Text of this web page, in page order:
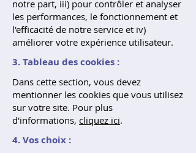
notre part, iii) pour contrôler et analyser
les performances, le fonctionnement et
l'efficacité de notre service et iv)
améliorer votre expérience utilisateur.
3. Tableau des cookies :
Dans cette section, vous devez
mentionner les cookies que vous utilisez
sur votre site. Pour plus
d'informations, cliquez ici.
4. Vos choix :